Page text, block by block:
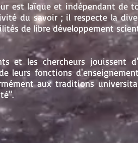
est laïque et indépendant de
du savoir ; il respecte la
de libre développement
et les chercheurs jouissent
leurs fonctions
aux traditions